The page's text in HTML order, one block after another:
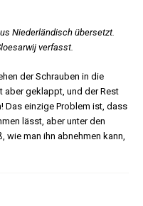
Niederländisch übersetzt.
verfasst.
der Schrauben in die
geklappt, und der Rest
Das einzige Problem ist, dass
lässt, aber unter den
man ihn abnehmen kann,